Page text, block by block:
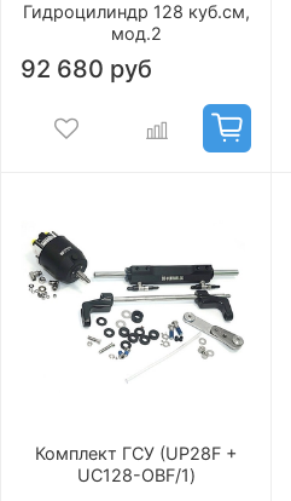
Гидроцилиндр 128 куб.см,
мод.2
92 680 руб
Комплект ГСУ (UP28F +
UC128-OBF/1)